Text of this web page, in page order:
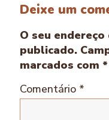
Deixe um
O seu
publicado.
marcados com *
Comentário *